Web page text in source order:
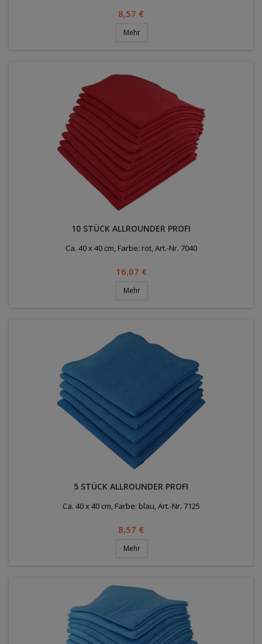
Preis
8,57 €
Mehr
10 STÜCK ALLROUNDER PROFI
Ca. 40 x 40 cm, Farbe: rot, Art.-Nr. 7040
Preis
16,07 €
Mehr
5 STÜCK ALLROUNDER PROFI
Ca. 40 x 40 cm, Farbe: blau, Art.-Nr. 7125
Preis
8,57 €
Mehr